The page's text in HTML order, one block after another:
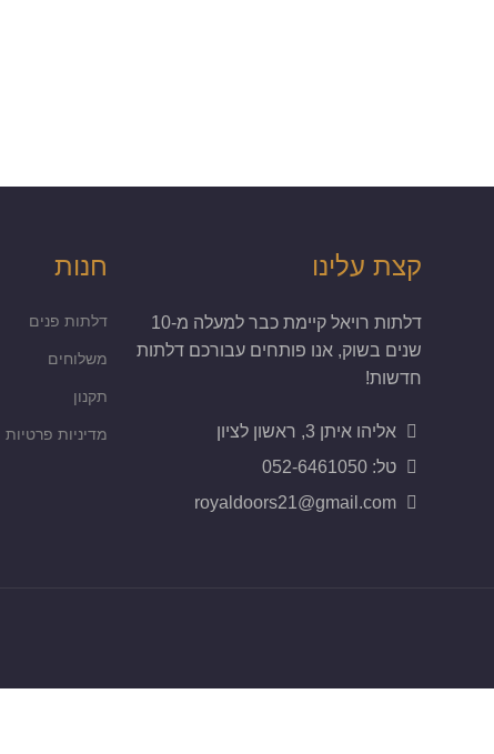
קצת עלינו
דלתות רויאל קיימת כבר למעלה מ-10
שנים בשוק, אנו פותחים עבורכם דלתות
חדשות!
אליהו איתן 3, ראשון לציון
טל: 052-6461050
royaldoors21@gmail.com
חנות
דלתות פנים
משלוחים
תקנון
מדיניות פרטיות